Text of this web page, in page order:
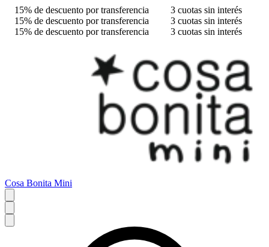
15% de descuento por transferencia
3 cuotas sin interés
15% de descuento por transferencia
3 cuotas sin interés
15% de descuento por transferencia
3 cuotas sin interés
Cosa Bonita Mini